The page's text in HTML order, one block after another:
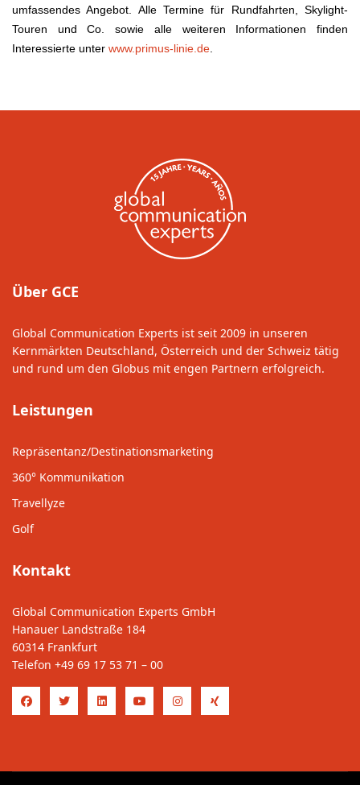
umfassendes Angebot. Alle Termine für Rundfahrten, Skylight-
Touren und Co. sowie alle weiteren Informationen finden
Interessierte unter www.primus-linie.de.
Über GCE
Global Communication Experts ist seit 2009 in unseren
Kernmärkten Deutschland, Österreich und der Schweiz tätig
und rund um den Globus mit engen Partnern erfolgreich.
Leistungen
Repräsentanz/Destinationsmarketing
360° Kommunikation
Travellyze
Golf
Kontakt
Global Communication Experts GmbH
Hanauer Landstraße 184
60314 Frankfurt
Telefon +49 69 17 53 71 – 00